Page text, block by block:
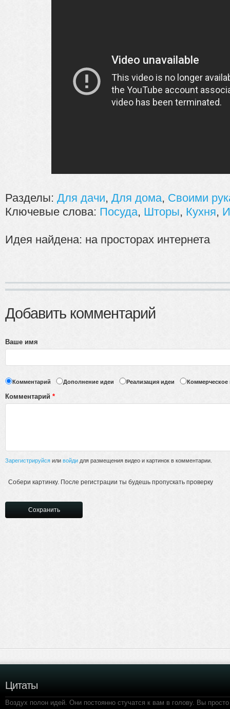
Разделы: Для дачи, Для дома, Своими
Ключевые слова: Посуда, Шторы, Кухня,
Идея найдена: на просторах интернета
Добавить комментарий
Ваше имя
Комментарий Дополнение идеи Реализация идеи
Комментарий *
Зарегистрируйся или войди для размещения видео и картинок в комментарии.
Собери картинку. После регистрации ты будешь пропускать проверку
Цитаты
Воздух полон идей. Они постоянно стучатся к вам в голову. Вы просто